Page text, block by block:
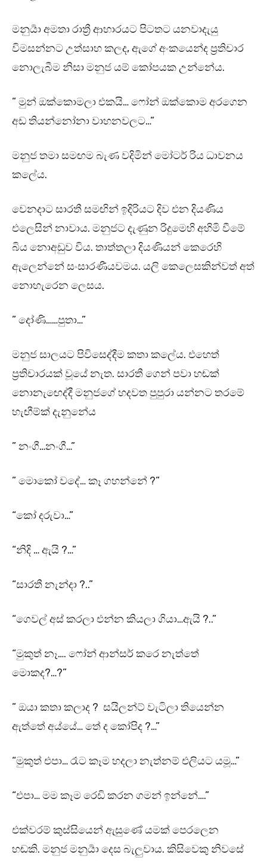
මනුර්‍යා අමතා රාත්‍රී ආහාරයට පිටතට යනවාදැයු
විමසන්නට උත්සාහ කලද, ඇගේ අංකයෙන්ද ප්‍රතිචාර
නොලැබීම නිසා මනුජ යම් කෝපයක උන්නේය.
” මුන් ඔක්කොමලා එකයි… ෆෝන් ඔක්කොම අරගෙන
අඩ තියන්නෝනා වාහනවලට…”
මනුජ තමා සමඟම බැණ වදිමින් මෝටර් රිය ධාවනය
කලේය.
වෙනදාට සාරතී සමඟින් ඉදිරියට දිව එන දියණිය
එලෙසින් නාවාය. මනුජට දැණුන රිදුමෙහි අහිමි වීමේ
බිය නොඅඩුව විය. තාත්තලා දියණියන් කෙරෙහි
ඇලෙන්නේ සංසාරණීයවමය. යලි කෙලෙසකින්වත් අත්
නොහැරෙන ලෙසය.
” දෝණි……පුතා…”
මනුජ සාලයට පිවිසෙද්දීම කතා කලේය. එහෙත්
ප්‍රතිචාරයක් වූයේ නැත. සාරතී ගෙන් පවා හඬක්
නොනැඟෙද්දී මනුජගේ හදවත පුපුරා යන්නට තරමේ
හැඟීම්ක් දැනුනේය
” නංගී…නංගී…”
” මොකෝ වදේ… කෑ ගහන්නේ ?”
“කෝ දරුවා…”
“නිදි … ඇයි ?…”
“සාරතී නැන්දා ?..”
“ගෙවල් අස් කරලා එන්න කියලා ගියා…ඇයි ?..”
“මුකුත් නෑ…. ෆෝන් ආන්සර් කරෙ නැත්තේ
මොකද?…?”
” ඔයා කතා කලාද ? සයිලන්ට් වැටිලා තියෙන්න
ඇත්තේ අය්යේ… තේ ද කෝපිද ?…”
“මුකුත් එපා… රෑට කෑම හදලා නැත්නම් එලියට යමූ…”
“එපා… මම කෑම රෙඩි කරන ගමන් ඉන්නේ….”
එක්වරම් කුස්සියෙන් ඇසුණේ යමක් පෙරලෙන
හඬකි. මනුජ මනුර්‍යා දෙස බැලුවාය. කිසිවෙකු නිවසේ